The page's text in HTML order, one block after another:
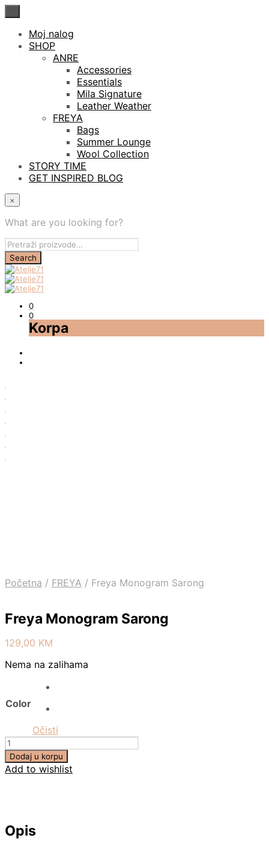
Moj nalog
SHOP
ANRE
Accessories
Essentials
Mila Signature
Leather Weather
FREYA
Bags
Summer Lounge
Wool Collection
STORY TIME
GET INSPIRED BLOG
×
What are you looking for?
0
0
Korpa
Početna / FREYA / Freya Monogram Sarong
Freya Monogram Sarong
129,00 KM
Nema na zalihama
Color
Očisti
Količina
Dodaj u korpu
Add to wishlist
Opis